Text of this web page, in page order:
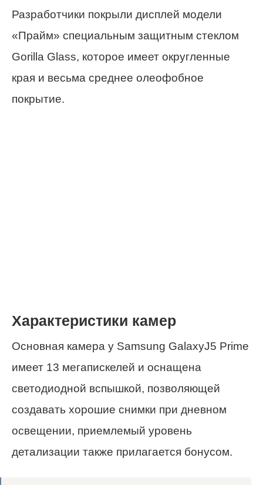
Разработчики покрыли дисплей модели
«Прайм» специальным защитным стеклом
Gorilla Glass, которое имеет округленные
края и весьма среднее олеофобное
покрытие.
Характеристики камер
Основная камера у Samsung GalaxyJ5 Prime
имеет 13 мегапискелей и оснащена
светодиодной вспышкой, позволяющей
создавать хорошие снимки при дневном
освещении, приемлемый уровень
детализации также прилагается бонусом.